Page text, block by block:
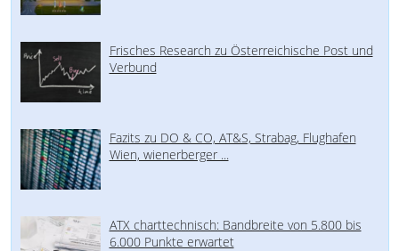
Frisches Research zu Österreichische Post und
Verbund
Fazits zu DO & CO, AT&S, Strabag, Flughafen
Wien, wienerberger ...
ATX charttechnisch: Bandbreite von 5.800 bis
6.000 Punkte erwartet